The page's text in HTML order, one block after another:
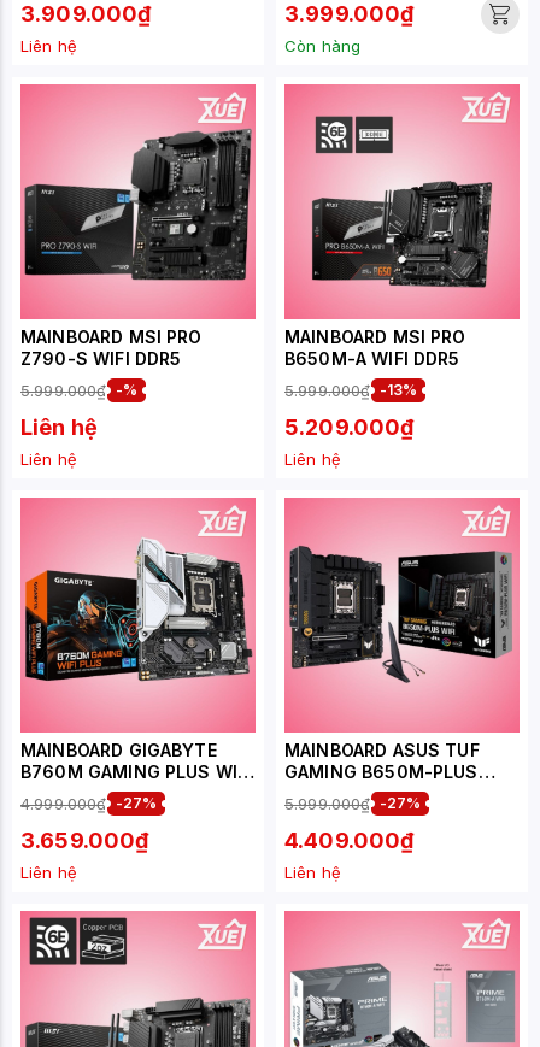
3.909.000₫
Liên hệ
3.999.000₫
Còn hàng
MAINBOARD MSI PRO
Z790-S WIFI DDR5
5.999.000₫ -%
Liên hệ
Liên hệ
MAINBOARD MSI PRO
B650M-A WIFI DDR5
5.999.000₫ -13%
5.209.000₫
Liên hệ
MAINBOARD GIGABYTE
B760M GAMING PLUS WIFI
4.999.000₫ -27%
3.659.000₫
Liên hệ
MAINBOARD ASUS TUF
GAMING B650M-PLUS
5.999.000₫ -27%
4.409.000₫
Liên hệ